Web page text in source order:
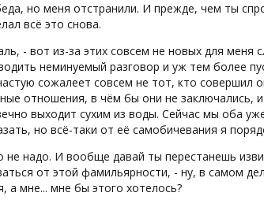
но меня отстранили. И прежде, чем ты
всё это снова.
- вот из-за этих совсем не новых для
неминуемый разговор и уж тем более
сожалеет совсем не тот, кто совершил
отношения, в чём бы они не заключались,
выходит сухим из воды. Сейчас мы оба
но всё-таки от её самобичевания я
не надо. И вообще давай ты перестанешь
от этой фамильярности, - ну, в самом
а мне... мне бы этого хотелось?